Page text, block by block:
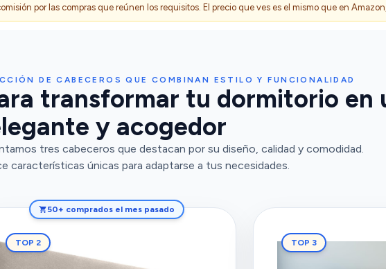
por las compras que reúnen los requisitos. El precio que ves es el mismo que en
DE CABECEROS QUE COMBINAN ESTILO Y FUNCIONALIDAD
transformar tu dormitorio en
y acogedor
tres cabeceros que destacan por su diseño, calidad y comodidad.
características únicas para adaptarse a tus necesidades.
50+ comprados el mes pasado
TOP 2 TOP 3